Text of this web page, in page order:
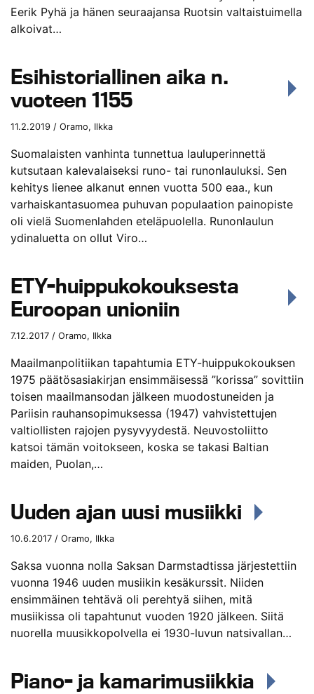
Eerik Pyhä ja hänen seuraajansa Ruotsin valtaistuimella
alkoivat…
Esihistoriallinen aika n.
vuoteen 1155
11.2.2019 / Oramo, Ilkka
Suomalaisten vanhinta tunnettua lauluperinnettä
kutsutaan kalevalaiseksi runo- tai runonlauluksi. Sen
kehitys lienee alkanut ennen vuotta 500 eaa., kun
varhaiskantasuomea puhuvan populaation painopiste
oli vielä Suomenlahden eteläpuolella. Runonlaulun
ydinaluetta on ollut Viro…
ETY-huippukokouksesta
Euroopan unioniin
7.12.2017 / Oramo, Ilkka
Maailmanpolitiikan tapahtumia ETY-huippukokouksen
1975 päätösasiakirjan ensimmäisessä ”korissa” sovittiin
toisen maailmansodan jälkeen muodostuneiden ja
Pariisin rauhansopimuksessa (1947) vahvistettujen
valtiollisten rajojen pysyvyydestä. Neuvostoliitto
katsoi tämän voitokseen, koska se takasi Baltian
maiden, Puolan,…
Uuden ajan uusi musiikki
10.6.2017 / Oramo, Ilkka
Saksa vuonna nolla Saksan Darmstadtissa järjestettiin
vuonna 1946 uuden musiikin kesäkurssit. Niiden
ensimmäinen tehtävä oli perehtyä siihen, mitä
musiikissa oli tapahtunut vuoden 1920 jälkeen. Siitä
nuorella muusikkopolvella ei 1930-luvun natsivallan…
Piano- ja kamarimusiikkia